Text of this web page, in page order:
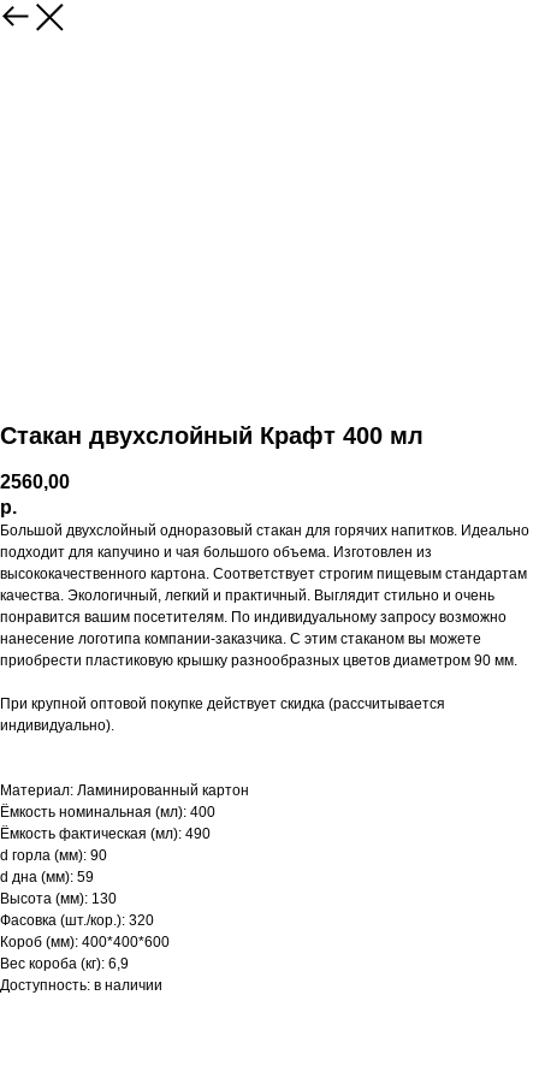
Стакан двухслойный Крафт 400 мл
2560,00
р.
Большой двухслойный одноразовый стакан для горячих напитков. Идеально
подходит для капучино и чая большого объема. Изготовлен из
высококачественного картона. Соответствует строгим пищевым стандартам
качества. Экологичный, легкий и практичный. Выглядит стильно и очень
понравится вашим посетителям. По индивидуальному запросу возможно
нанесение логотипа компании-заказчика. С этим стаканом вы можете
приобрести пластиковую крышку разнообразных цветов диаметром 90 мм.
При крупной оптовой покупке действует скидка (рассчитывается
индивидуально).
Материал: Ламинированный картон
Ёмкость номинальная (мл): 400
Ёмкость фактическая (мл): 490
d горла (мм): 90
d дна (мм): 59
Высота (мм): 130
Фасовка (шт./кор.): 320
Короб (мм): 400*400*600
Вес короба (кг): 6,9
Доступность: в наличии